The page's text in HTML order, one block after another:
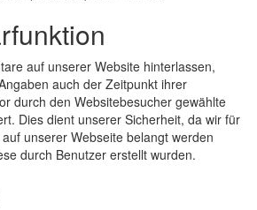
auf unserer Website hinterlassen,
auch der Zeitpunkt ihrer
durch den Websitebesucher gewählte
Dies dient unserer Sicherheit, da wir für
unserer Webseite belangt werden
durch Benutzer erstellt wurden.